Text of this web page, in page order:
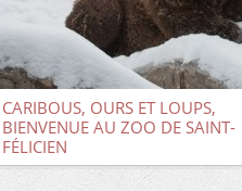
CARIBOUS, OURS ET LOUPS,
BIENVENUE AU ZOO DE SAINT-
FÉLICIEN